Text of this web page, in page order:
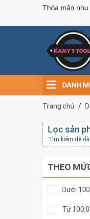
Thỏa mãn
DANH
Trang chủ
Lọc sản
Tìm kiếm dễ
THEO
Dưới
Từ